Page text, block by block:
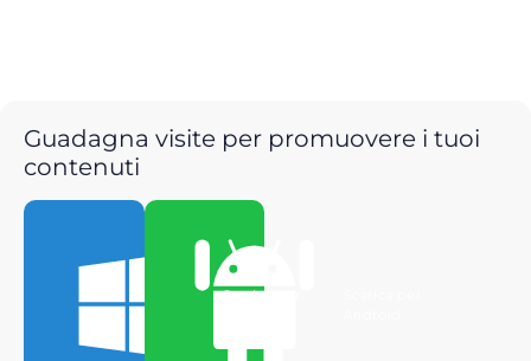
Guadagna visite per promuovere i tuoi
contenuti
Scarica per